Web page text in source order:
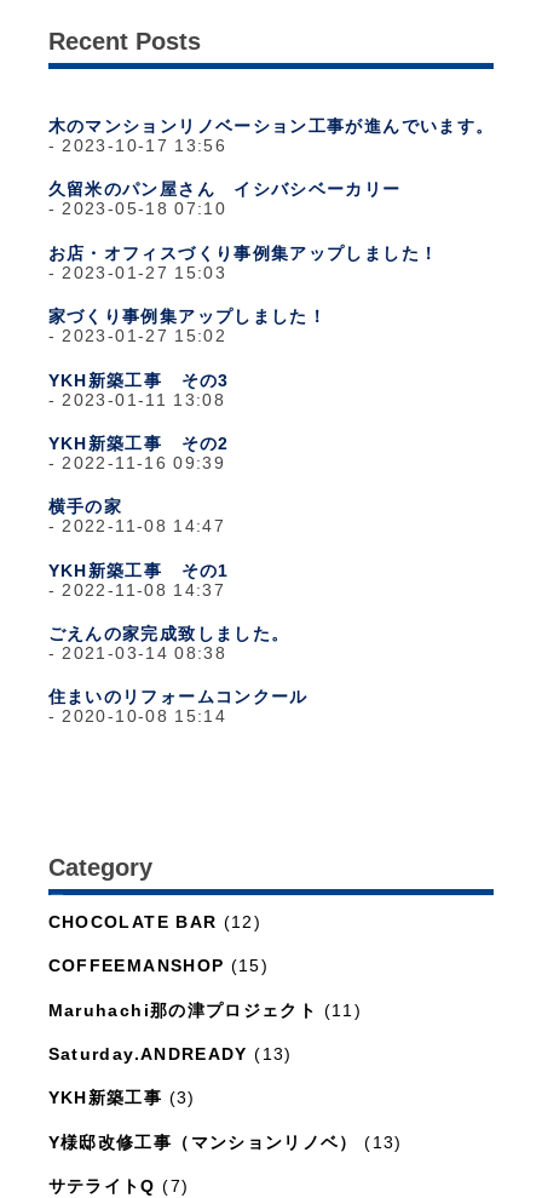
Recent Posts
木のマンションリノベーション工事が進んでいます。
2023-10-17 13:56
久留米のパン屋さん イシバシベーカリー
2023-05-18 07:10
お店・オフィスづくり事例集アップしました！
2023-01-27 15:03
家づくり事例集アップしました！
2023-01-27 15:02
YKH新築工事 その3
2023-01-11 13:08
YKH新築工事 その2
2022-11-16 09:39
横手の家
2022-11-08 14:47
YKH新築工事 その1
2022-11-08 14:37
ごえんの家完成致しました。
2021-03-14 08:38
住まいのリフォームコンクール
2020-10-08 15:14
Category
CHOCOLATE BAR (12)
COFFEEMANSHOP (15)
Maruhachi那の津プロジェクト (11)
Saturday.ANDREADY (13)
YKH新築工事 (3)
Y様邸改修工事（マンションリノベ） (13)
サテライトQ (7)